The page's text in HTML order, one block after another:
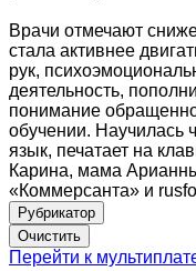
Врачи отмечают
стала активнее
рук,
деятельность,
понимание
обучении. Научилась
язык, печатает на
Карина, мама
«Коммерсанта» и
Рубрикатор
Перейти к